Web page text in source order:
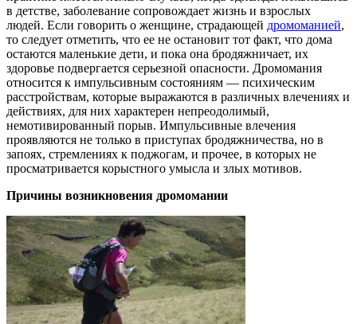
в детстве, заболевание сопровождает жизнь и взрослых
людей. Если говорить о женщине, страдающей дромоманией,
то следует отметить, что ее не остановит тот факт, что дома
остаются маленькие дети, и пока она бродяжничает, их
здоровье подвергается серьезной опасности. Дромомания
относится к импульсивным состояниям — психическим
расстройствам, которые выражаются в различных влечениях и
действиях, для них характерен непреодолимый,
немотивированный порыв. Импульсивные влечения
проявляются не только в приступах бродяжничества, но в
запоях, стремлениях к поджогам, и прочее, в которых не
просматривается корыстного умысла и злых мотивов.
Причины возникновения дромомании